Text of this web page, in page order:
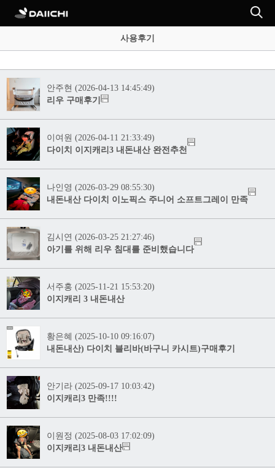
사용후기
안주현 (2026-04-13 14:45:49)
리우 구매후기
이여원 (2026-04-11 21:33:49)
다이치 이지캐리3 내돈내산 완전추천
나인영 (2026-03-29 08:55:30)
내돈내산 다이치 이노픽스 주니어 소프트그레이 만족
김시연 (2026-03-25 21:27:46)
아기를 위해 리우 침대를 준비했습니다
서주홍 (2025-11-21 15:53:20)
이지캐리 3 내돈내산
황은혜 (2025-10-10 09:16:07)
내돈내산) 다이치 블리바(바구니 카시트)구매후기
안기라 (2025-09-17 10:03:42)
이지캐리3 만족!!!!
이원정 (2025-08-03 17:02:09)
이지캐리3 내돈내산